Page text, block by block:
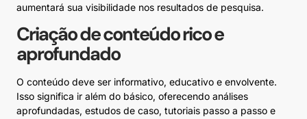
aumentará sua visibilidade nos resultados de pesquisa.
Criação de conteúdo rico e
aprofundado
O conteúdo deve ser informativo, educativo e envolvente.
Isso significa ir além do básico, oferecendo análises
aprofundadas, estudos de caso, tutoriais passo a passo e